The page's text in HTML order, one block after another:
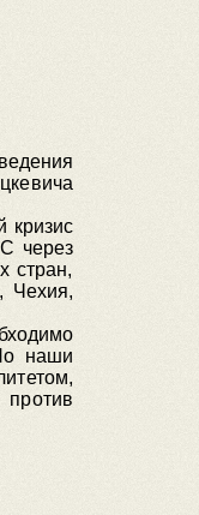
через
стран,
Чехия,
наши